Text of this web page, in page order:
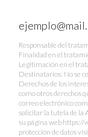
Responsable del
Finalidad en el
Legitimación en el
Destinatarios: No se
Derechos de los
como otros derechos
correo electrónico
solicitar la tutela de la
su página web https://
protección de datos